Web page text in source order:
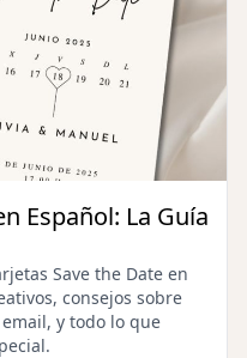
Español: La Guía
Save the Date en
consejos sobre
y todo lo que